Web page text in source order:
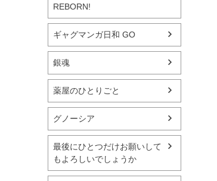
REBORN!
ギャグマンガ日和 GO
銀魂
薬屋のひとりごと
グノーシア
最後にひとつだけお願いして
もよろしいでしょうか